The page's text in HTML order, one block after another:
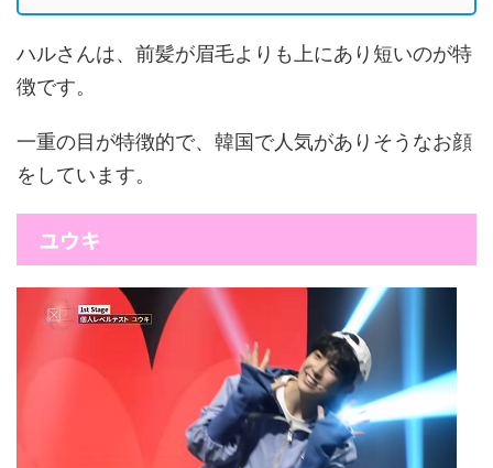
ハルさんは、前髪が眉毛よりも上にあり短いのが特
徴です。
一重の目が特徴的で、韓国で人気がありそうなお顔
をしています。
ユウキ